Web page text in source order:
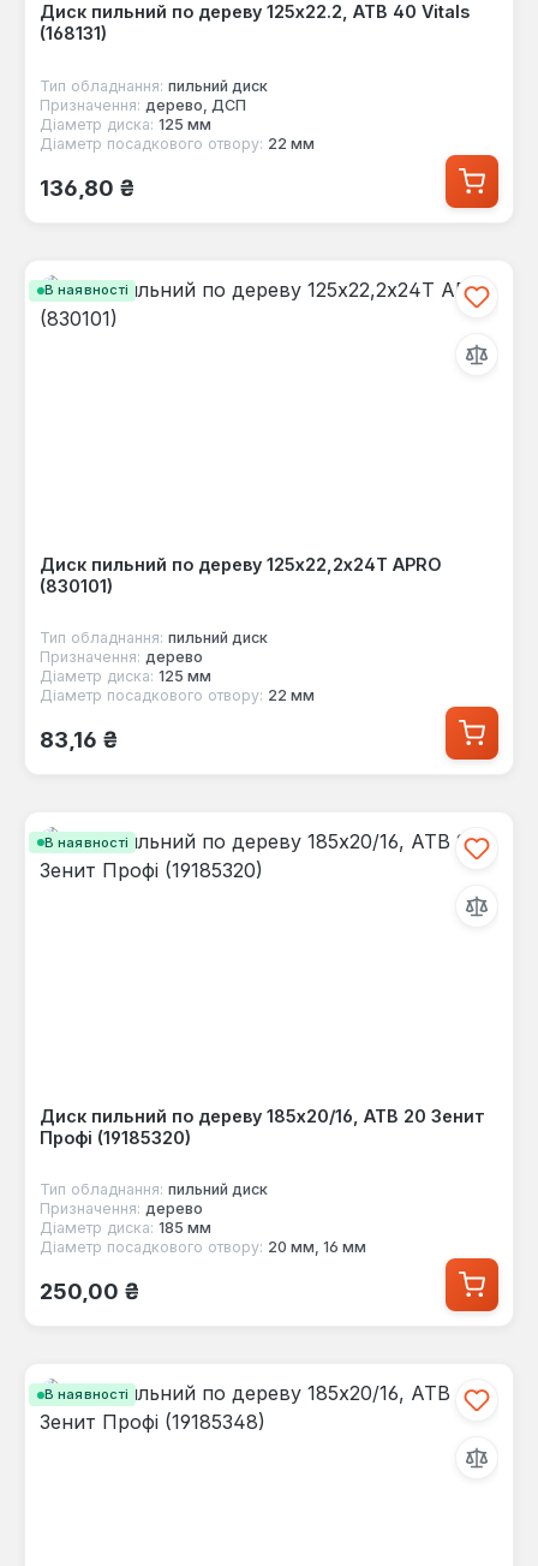
Диск пильний по дереву 125x22.2, ATB 40 Vitals
(168131)
Тип обладнання: пильний диск
Призначення: дерево, ДСП
Діаметр диска: 125 мм
Діаметр посадкового отвору: 22 мм
Звичайна ціна:
136,80 ₴
В наявності
Диск пильний по дереву 125х22,2х24Т APRO
(830101)
Тип обладнання: пильний диск
Призначення: дерево
Діаметр диска: 125 мм
Діаметр посадкового отвору: 22 мм
Звичайна ціна:
83,16 ₴
В наявності
Диск пильний по дереву 185x20/16, ATB 20 Зенит
Профі (19185320)
Тип обладнання: пильний диск
Призначення: дерево
Діаметр диска: 185 мм
Діаметр посадкового отвору: 20 мм, 16 мм
Звичайна ціна:
250,00 ₴
В наявності